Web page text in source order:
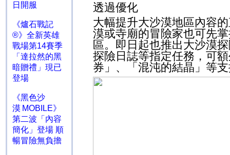
日開服
《爐石戰記
®》全新英雄
戰場第14賽季
「達拉然的黑
暗贈禮」現已
登場
《黑色沙
漠 MOBILE》
第二波「內容
簡化」登場 順
暢冒險無負擔
透過優化
大幅提升大沙漠地區內容
漠或寺廟的冒險家也可先
區。即日起也推出大沙漠
探險日誌等指定任務，可
券」、「混沌的結晶」等